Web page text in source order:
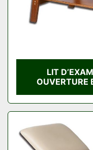
LIT
OUVERTURE